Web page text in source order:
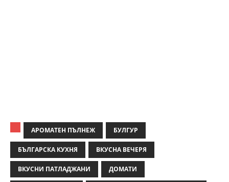
АРОМАТЕН ПЪЛНЕЖ БУЛГУР
БЪЛГАРСКА КУХНЯ ВКУСНА ВЕЧЕРЯ
ВКУСНИ ПАТЛАДЖАНИ ДОМАТИ